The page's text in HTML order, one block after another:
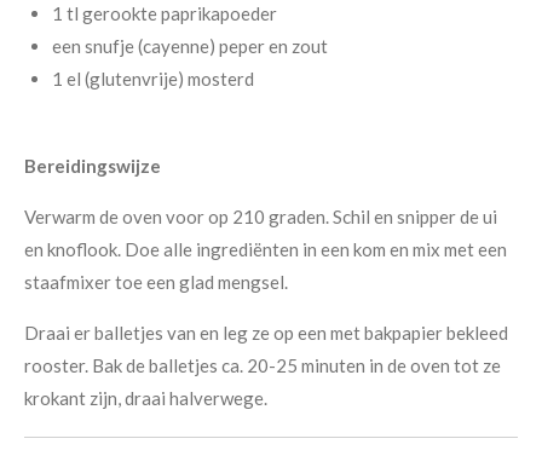
1 tl gerookte paprikapoeder
een snufje (cayenne) peper en zout
1 el (glutenvrije) mosterd
Bereidingswijze
Verwarm de oven voor op 210 graden. Schil en snipper de ui
en knoflook. Doe alle ingrediënten in een kom en mix met een
staafmixer toe een glad mengsel.
Draai er balletjes van en leg ze op een met bakpapier bekleed
rooster. Bak de balletjes ca. 20-25 minuten in de oven tot ze
krokant zijn, draai halverwege.